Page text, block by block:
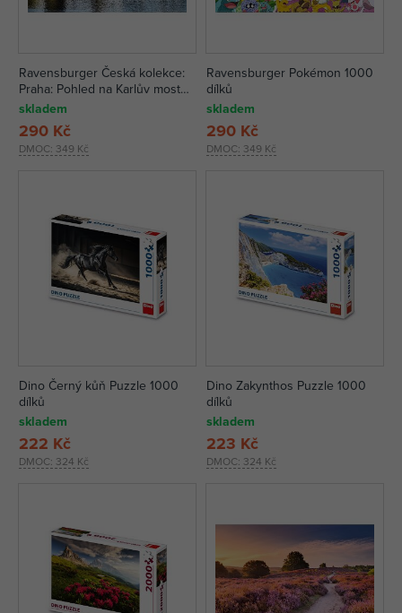
Ravensburger Česká kolekce:
Praha: Pohled na Karlův most
1000 dílků
skladem
DMOC: 349 Kč
290 Kč
Ravensburger Pokémon 1000
dílků
skladem
DMOC: 349 Kč
290 Kč
Dino Černý kůň Puzzle 1000
dílků
skladem
DMOC: 324 Kč
222 Kč
Dino Zakynthos Puzzle 1000
dílků
skladem
DMOC: 324 Kč
223 Kč